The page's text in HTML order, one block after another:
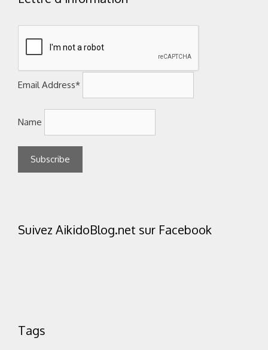
Email Address*
Name
Suivez AikidoBlog.net sur Facebook
Tags